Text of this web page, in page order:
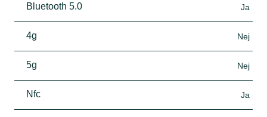
Bluetooth 5.0 Ja
4g Nej
5g Nej
Nfc Ja